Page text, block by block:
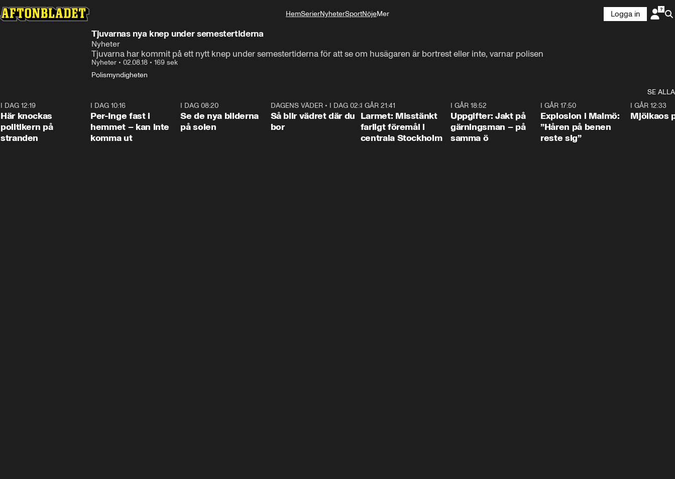
HemSerierNyheterSportNöjeMer
Logga in
Tjuvarnas nya knep under semestertiderna
Nyheter
Tjuvarna har kommit på ett nytt knep under semestertiderna för att se om husägaren är bortrest eller inte, varnar polisen
Nyheter • 02.08.18 • 169 sek
Polismyndigheten
SE ALLA
I DAG 12:19
Här knockas
politikern på
stranden
I DAG 10:16
Per-Inge fast i
hemmet – kan inte
komma ut
I DAG 08:20
Se de nya bilderna
på solen
1:06
DAGENS VÄDER• I DAG 02:30
Så blir vädret där du
bor
I GÅR 21:41
Larmet: Misstänkt
farligt föremål i
centrala Stockholm
I GÅR 18:52
Uppgifter: Jakt på
gärningsman – på
samma ö
I GÅR 17:50
Explosion i Malmö:
”Håren på benen
reste sig”
I GÅR 12:33
Mjölkaos